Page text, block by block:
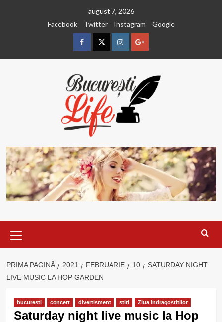
august 7, 2026
Facebook
Twitter Instagram Google
FacebookTwitterInstagramGoogle
principal
PRIMA PAGINĂ 2021 FEBRUARIE 10
SATURDAY NIGHT
LIVE MUSIC LA HOP GARDEN
bucuresti concert divertisment stiri Ziua Indragostitilor
Saturday night live music la Hop